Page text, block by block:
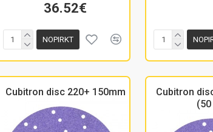
36.52€
NOPIRKT
Cubitron disc 220+ 150mm
Cubitron